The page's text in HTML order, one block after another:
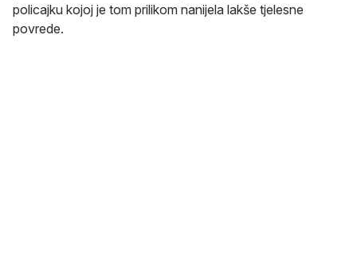
policajku kojoj je tom prilikom nanijela lakše tjelesne
povrede.